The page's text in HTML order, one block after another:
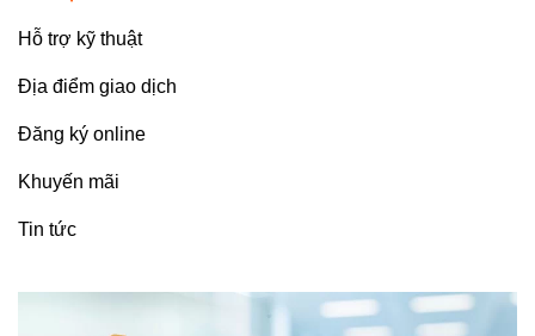
Hỗ trợ kỹ thuật
Địa điểm giao dịch
Đăng ký online
Khuyến mãi
Tin tức